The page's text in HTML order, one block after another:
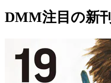
DMM注目の新刊